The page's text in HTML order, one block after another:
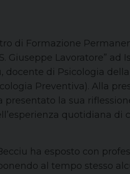
di Formazione
Lavoratore” ad
docente di Psicologia della
Preventiva). Alla
presentato la sua
quotidiana di
ha esposto con
al tempo stesso